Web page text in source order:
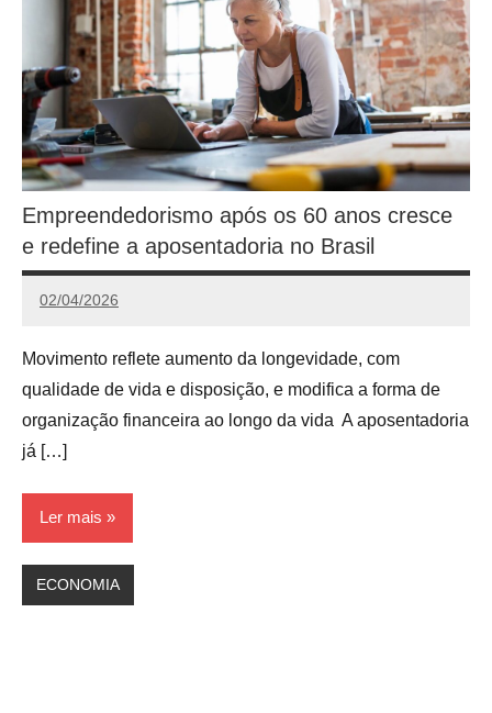
Empreendedorismo após os 60 anos cresce
e redefine a aposentadoria no Brasil
02/04/2026
Calango
Movimento reflete aumento da longevidade, com
qualidade de vida e disposição, e modifica a forma de
organização financeira ao longo da vida A aposentadoria
já […]
Ler mais
ECONOMIA